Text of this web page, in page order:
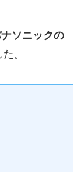
ソニックの
。